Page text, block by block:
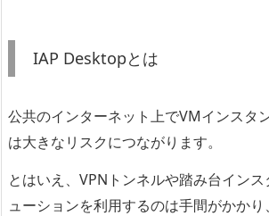
IAP Desktopとは
公共のインターネット上でVMインスタ
は大きなリスクにつながります。
とはいえ、VPNトンネルや踏み台インス
ューションを利用するのは手間がかか